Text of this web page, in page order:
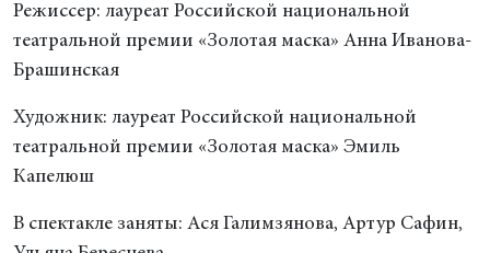
Режиссер: лауреат Российской национальной
театральной премии «Золотая маска» Анна Иванова-
Брашинская
Художник: лауреат Российской национальной
театральной премии «Золотая маска» Эмиль
Капелюш
В спектакле заняты: Ася Галимзянова, Артур Сафин,